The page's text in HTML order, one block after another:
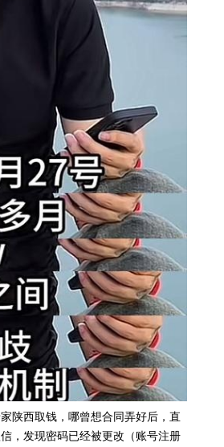
陕西取钱，哪曾想合同弄好后，直
，发现密码已经被更改（账号注册